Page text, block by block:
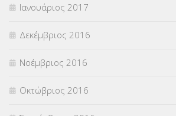
Ιανουάριος 2017
Δεκέμβριος 2016
Νοέμβριος 2016
Οκτώβριος 2016